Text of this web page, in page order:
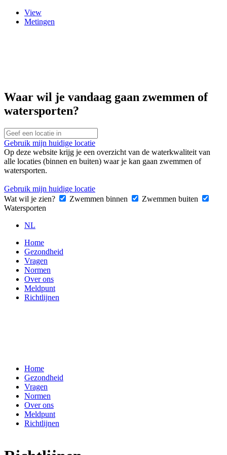
Primaire
View
Metingen
Waar wil je vandaag gaan zwemmen of
watersporten?
Gebruik mijn huidige locatie
Op deze website krijg je een overzicht van de waterkwaliteit van
alle locaties (binnen en buiten) waar je kan gaan zwemmen of
watersporten.
Gebruik mijn huidige locatie
Wat wil je zien?
Zwemmen binnen
Zwemmen buiten
Watersporten
NL
Hoofdnavigatie
Home
Gezondheid
Vragen
Normen
Over ons
Meldpunt
Richtlijnen
Hoofdnavigatie
Home
Gezondheid
Vragen
Normen
Over ons
Meldpunt
Richtlijnen